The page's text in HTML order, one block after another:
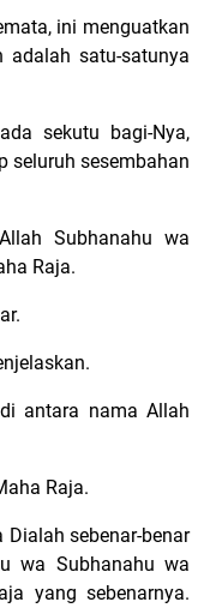
ini menguatkan
adalah satu-satunya
sekutu bagi-Nya,
seluruh sesembahan
Allah Subhanahu wa
Raja.
antara nama Allah
Raja.
sebenar-benar
wa Subhanahu wa
yang sebenarnya.